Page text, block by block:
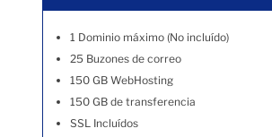
1 Dominio máximo (No incluído)
25 Buzones de correo
150 GB WebHosting
150 GB de transferencia
SSL Incluídos